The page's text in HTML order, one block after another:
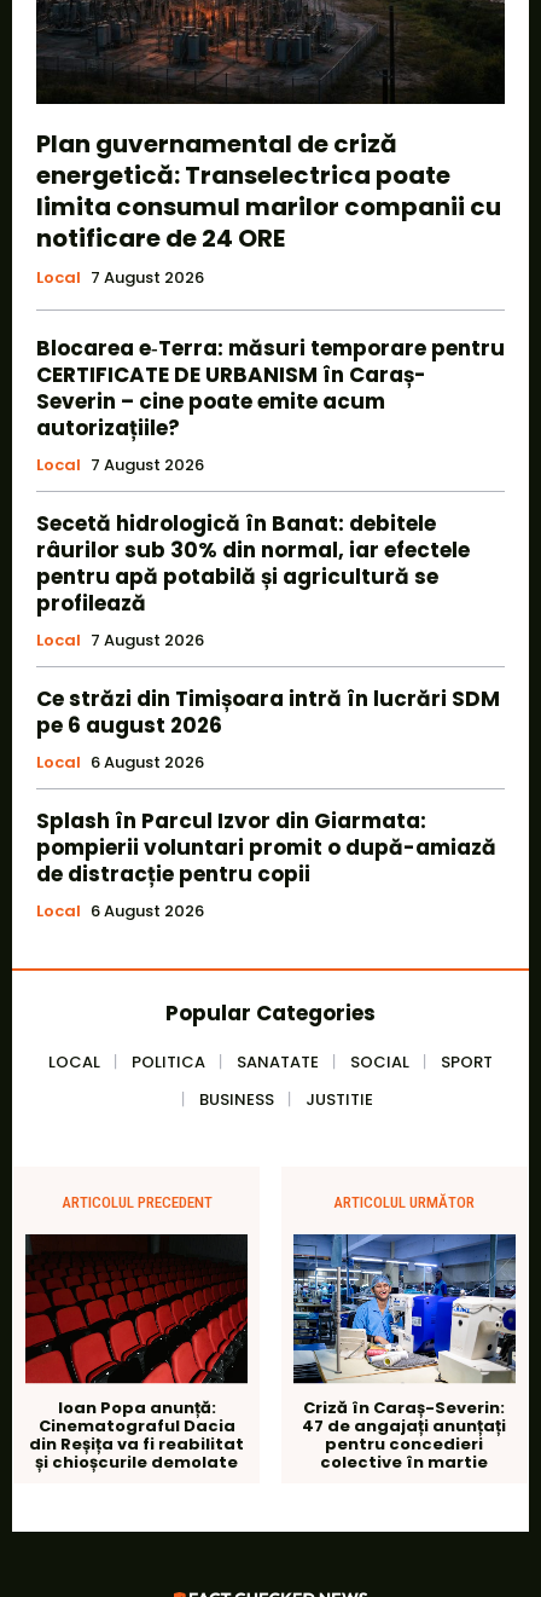
Plan guvernamental de criză
energetică: Transelectrica poate
limita consumul marilor companii cu
notificare de 24 ORE
Local 7 August 2026
Blocarea e‑Terra: măsuri temporare pentru
CERTIFICATE DE URBANISM în Caraș-
Severin – cine poate emite acum
autorizațiile?
Local 7 August 2026
Secetă hidrologică în Banat: debitele
râurilor sub 30% din normal, iar efectele
pentru apă potabilă și agricultură se
profilează
Local 7 August 2026
Ce străzi din Timișoara intră în lucrări SDM
pe 6 august 2026
Local 6 August 2026
Splash în Parcul Izvor din Giarmata:
pompierii voluntari promit o după-amiază
de distracție pentru copii
Local 6 August 2026
Popular Categories
LOCAL POLITICA SANATATE SOCIAL
SPORT
BUSINESS
JUSTITIE
ARTICOLUL PRECEDENT
Ioan Popa anunță:
Cinematograful Dacia
din Reșița va fi reabilitat
și chioșcurile demolate
ARTICOLUL URMĂTOR
Criză în Caraș-Severin:
47 de angajați anunțați
pentru concedieri
colective în martie